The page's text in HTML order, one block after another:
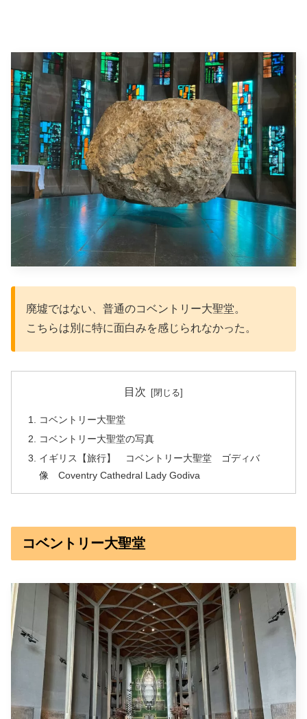
廃墟ではない、普通のコベントリー大聖堂。
こちらは別に特に面白みを感じられなかった。
目次
コベントリー大聖堂
コベントリー大聖堂の写真
イギリス【旅行】 コベントリー大聖堂 ゴディバ
像 Coventry Cathedral Lady Godiva
コベントリー大聖堂